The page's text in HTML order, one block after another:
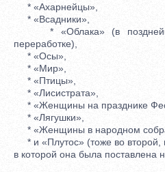
* «Ахарнейцы»,
* «Всадники»,
* «Облака» (в
переработке),
* «Осы»,
* «Мир»,
* «Птицы»,
* «Лисистрата»,
* «Женщины на празднике
* «Лягушки»,
* «Женщины в народном
* и «Плутос» (тоже во второй,
в которой она была поставлена